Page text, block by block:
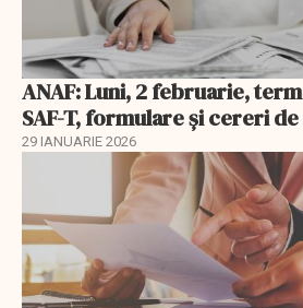
ANAF: Luni, 2 februarie,
SAF-T, formulare și cereri
29 IANUARIE 2026